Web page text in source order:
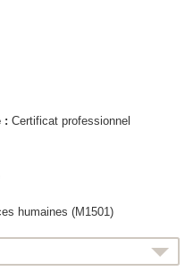
: Certificat professionnel
humaines (M1501)